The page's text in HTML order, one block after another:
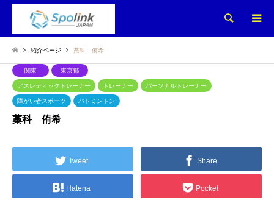
検索
紹介ページ 藁科 侑希
関東 東京都
アスレティックトレーナー トレーナー パーソナルトレーナー
障がい者スポーツ バドミントン
藁科 侑希
Tweet Share
Hatena Pocket